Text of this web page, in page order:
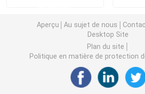
Presse de vulcanisation en
Ligne en caoutchouc reprise de
Ligne de recyclage du plastique
Aperçu Au sujet de nous
Desktop Site
Plan du site
Politique en matière de protection